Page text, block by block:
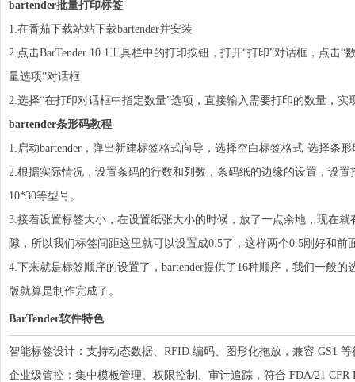
bartender批量打印标签
1.在番茄下载站站下载bartender并安装
2.点击BarTender 10.1工具栏中的打印按钮，打开“打印”对话框，点击“
量选项”对话框
2.选择“在打印对话框中指定数量”选项，直接输入需要打印的数量，实
bartender条形码教程
1.启动bartender，弹出新建标签格式向导，选择空白标签格式-选择条形
2.根据实际情况，设置条码的行数和列数，条码纸的边缘的设置，设
10*30等型号。
3.接着设置标签大小，在设置纸张大小的时候，放了一点余地，现在
隙，所以我们标签间距这里就可以设置成0.5了，这样两个0.5刚好和前
4.下来就是标签顺序的设置了，bartender提供了16种顺序，我们一般
版就算是制作完成了。
BarTender软件特色
智能标签设计：支持动态数据、RFID 编码、图形化拖放，兼容 GS1
企业级管控：集中模板管理、权限控制、审计追踪，符合 FDA/21 CFR